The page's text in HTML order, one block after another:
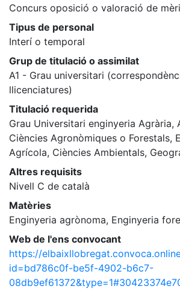
Concurs oposició o valoració de
Tipus de personal
Interí o temporal
Grup de titulació o assimilat
A1 - Grau universitari
llicenciatures)
Titulació requerida
Grau Universitari enginyeria Agrària,
Ciències Agronòmiques o Forestals,
Agrícola, Ciències Ambientals,
Altres requisits
Nivell C de català
Matèries
Enginyeria agrònoma, Enginyeria
Web de l'ens convocant
https://
id=bd786c0f-be5f-4902-b6c7-